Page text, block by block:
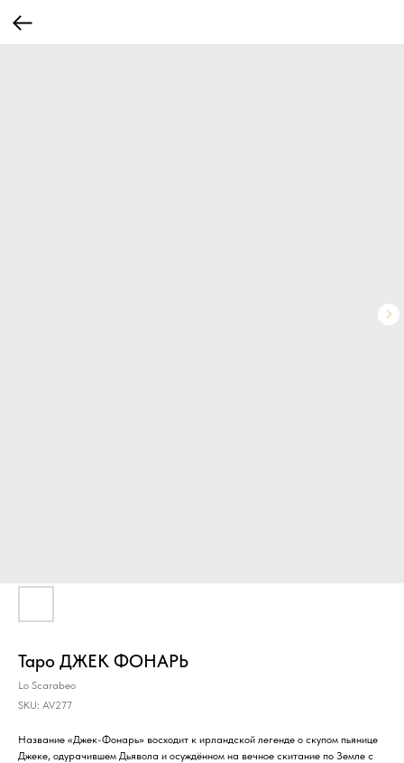
Таро ДЖЕК ФОНАРЬ
Lo Scarabeo
SKU: AV277
Название «Джек-Фонарь» восходит к ирландской легенде о скупом пьянице
Джеке, одурачившем Дьявола и осуждённом на вечное скитание по Земле с